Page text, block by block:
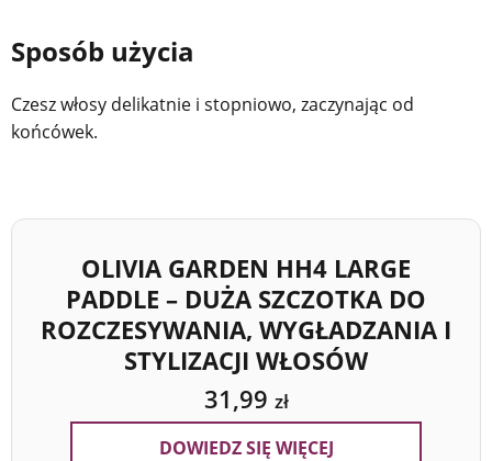
Sposób użycia
Czesz włosy delikatnie i stopniowo, zaczynając od
końcówek.
OLIVIA GARDEN HH4 LARGE
PADDLE – DUŻA SZCZOTKA DO
ROZCZESYWANIA, WYGŁADZANIA I
STYLIZACJI WŁOSÓW
31,99 zł
DOWIEDZ SIĘ WIĘCEJ